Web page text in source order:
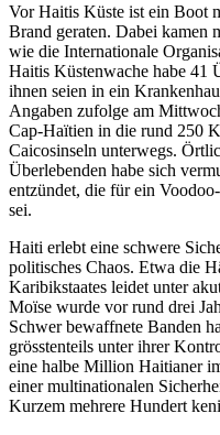
Vor Haitis Küste ist ein Boot
Brand geraten. Dabei kamen
wie die Internationale
Haitis Küstenwache habe 41
ihnen seien in ein
Angaben zufolge am
Cap-Haïtien in die rund 250
Caicosinseln unterwegs.
Überlebenden habe sich
entzündet, die für ein
sei.
Haiti erlebt eine schwere
politisches Chaos. Etwa die
Karibikstaates leidet unter
Moïse wurde vor rund drei
Schwer bewaffnete Banden
grösstenteils unter ihrer
eine halbe Million Haitianer
einer multinationalen
Kurzem mehrere Hundert